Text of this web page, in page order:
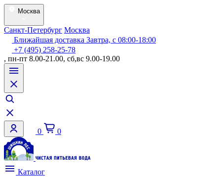
Москва
Санкт-Петербург Москва
Ближайшая доставка Завтра, с 08:00-18:00
+7 (495) 258-25-78
, пн-пт 8.00-21.00, сб,вс 9.00-19.00
0 0
Каталог